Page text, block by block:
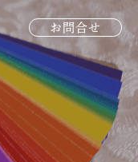
お問合せ